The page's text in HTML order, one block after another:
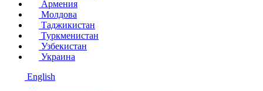
Армения
Молдова
Таджикистан
Туркменистан
Узбекистан
Украина
English